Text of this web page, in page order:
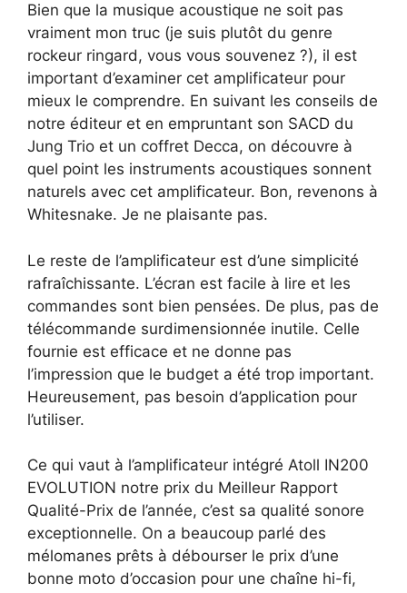
Bien que la musique acoustique ne soit pas
vraiment mon truc (je suis plutôt du genre
rockeur ringard, vous vous souvenez ?), il est
important d’examiner cet amplificateur pour
mieux le comprendre. En suivant les conseils de
notre éditeur et en empruntant son SACD du
Jung Trio et un coffret Decca, on découvre à
quel point les instruments acoustiques sonnent
naturels avec cet amplificateur. Bon, revenons à
Whitesnake. Je ne plaisante pas.
Le reste de l’amplificateur est d’une simplicité
rafraîchissante. L’écran est facile à lire et les
commandes sont bien pensées. De plus, pas de
télécommande surdimensionnée inutile. Celle
fournie est efficace et ne donne pas
l’impression que le budget a été trop important.
Heureusement, pas besoin d’application pour
l’utiliser.
Ce qui vaut à l’amplificateur intégré Atoll IN200
EVOLUTION notre prix du Meilleur Rapport
Qualité-Prix de l’année, c’est sa qualité sonore
exceptionnelle. On a beaucoup parlé des
mélomanes prêts à débourser le prix d’une
bonne moto d’occasion pour une chaîne hi-fi,